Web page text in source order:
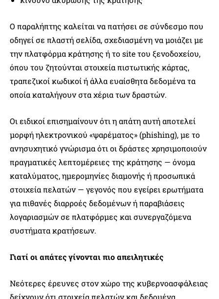
Ο παραλήπτης καλείται να πατήσει σε σύνδεσμο που
οδηγεί σε πλαστή σελίδα, σχεδιασμένη να μοιάζει με
την πλατφόρμα κράτησης ή το site του ξενοδοχείου,
όπου του ζητούνται στοιχεία πιστωτικής κάρτας,
τραπεζικοί κωδικοί ή άλλα ευαίσθητα δεδομένα τα
οποία καταλήγουν στα χέρια των δραστών.
Οι ειδικοί επισημαίνουν ότι η απάτη αυτή αποτελεί
μορφή ηλεκτρονικού «ψαρέματος» (phishing), με το
ανησυχητικό γνώρισμα ότι οι δράστες χρησιμοποιούν
πραγματικές λεπτομέρειες της κράτησης — όνομα
καταλύματος, ημερομηνίες διαμονής ή προσωπικά
στοιχεία πελατών — γεγονός που εγείρει ερωτήματα
για πιθανές διαρροές δεδομένων ή παραβιάσεις
λογαριασμών σε πλατφόρμες και συνεργαζόμενα
συστήματα κρατήσεων.
Γιατί οι απάτες γίνονται πιο απειλητικές
Νεότερες έρευνες στον χώρο της κυβερνοασφάλειας
δείχνουν ότι στοιχεία πελατών και δεδομένα